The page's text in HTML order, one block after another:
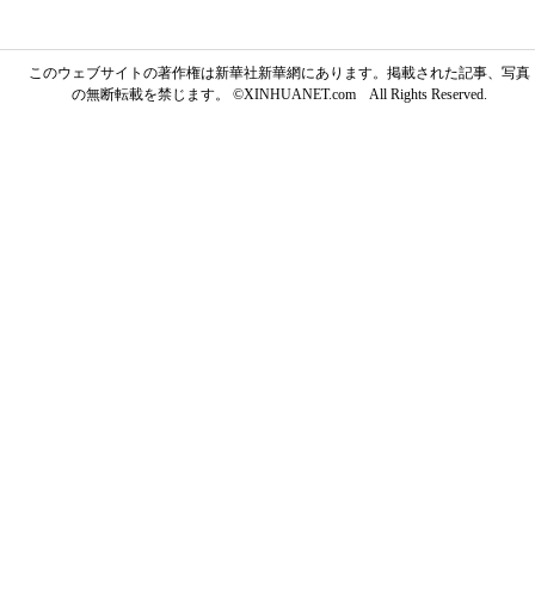
このウェブサイトの著作権は新華社新華網にあります。掲載された記事、写真
の無断転載を禁じます。 ©XINHUANET.com All Rights Reserved.